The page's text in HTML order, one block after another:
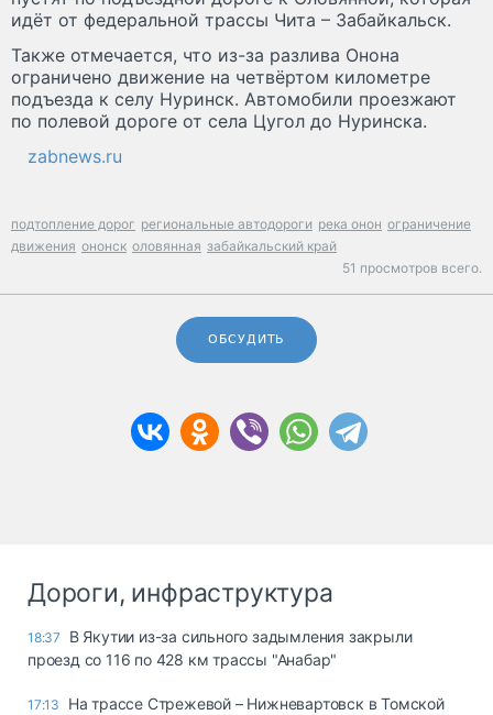
идёт от федеральной трассы Чита – Забайкальск.
Также отмечается, что из-за разлива Онона
ограничено движение на четвёртом километре
подъезда к селу Нуринск. Автомобили проезжают
по полевой дороге от села Цугол до Нуринска.
zabnews.ru
подтопление дорог региональные автодороги река онон ограничение
движения ононск оловянная забайкальский край
51 просмотров всего.
ОБСУДИТЬ
Дороги, инфраструктура
18:37
В Якутии из-за сильного задымления закрыли
проезд со 116 по 428 км трассы "Анабар"
17:13
На трассе Стрежевой – Нижневартовск в Томской